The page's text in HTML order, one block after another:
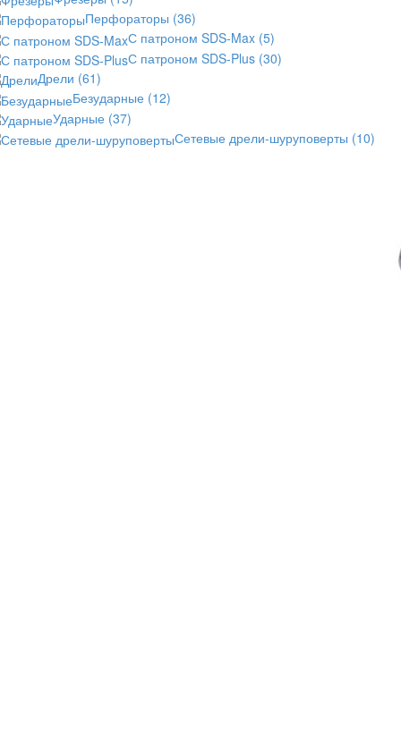
Перфораторы (36)
С патроном SDS-Max (5)
С патроном SDS-Plus (30)
Дрели (61)
Безударные (12)
Ударные (37)
Сетевые дрели-шуруповерты (10)